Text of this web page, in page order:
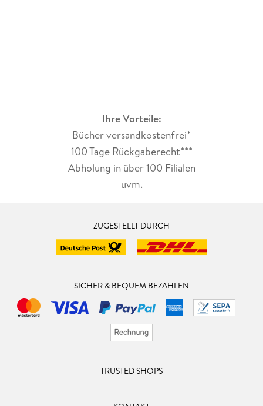
Ihre Vorteile:
Bücher versandkostenfrei*
100 Tage Rückgaberecht***
Abholung in über 100 Filialen
uvm.
ZUGESTELLT DURCH
SICHER & BEQUEM BEZAHLEN
TRUSTED SHOPS